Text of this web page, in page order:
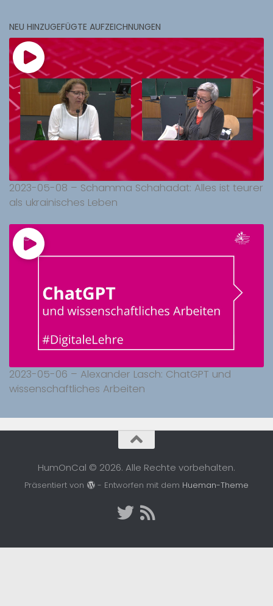
NEU HINZUGEFÜGTE AUFZEICHNUNGEN
2023-05-08 – Schamma Schahadat: Alles ist teurer
als ukrainisches Leben
2023-05-06 – Alexander Lasch: ChatGPT und
wissenschaftliches Arbeiten
HumOnCal © 2026. Alle Rechte vorbehalten.
Präsentiert von - Entworfen mit dem Hueman-Theme